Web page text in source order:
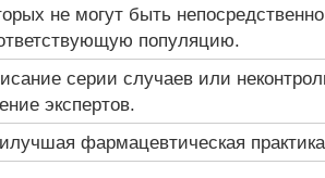
не могут быть
популяцию.
серии случаев или
экспертов.
фармацевтическая